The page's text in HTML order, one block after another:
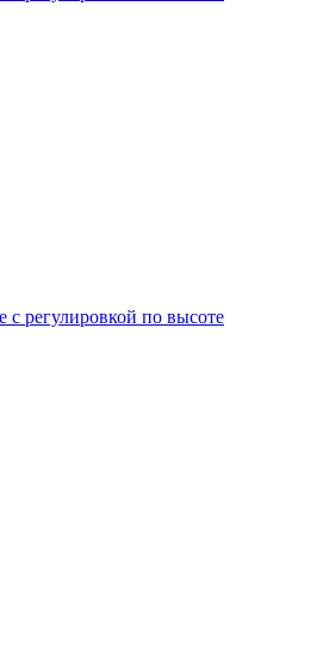
с регулировкой по высоте